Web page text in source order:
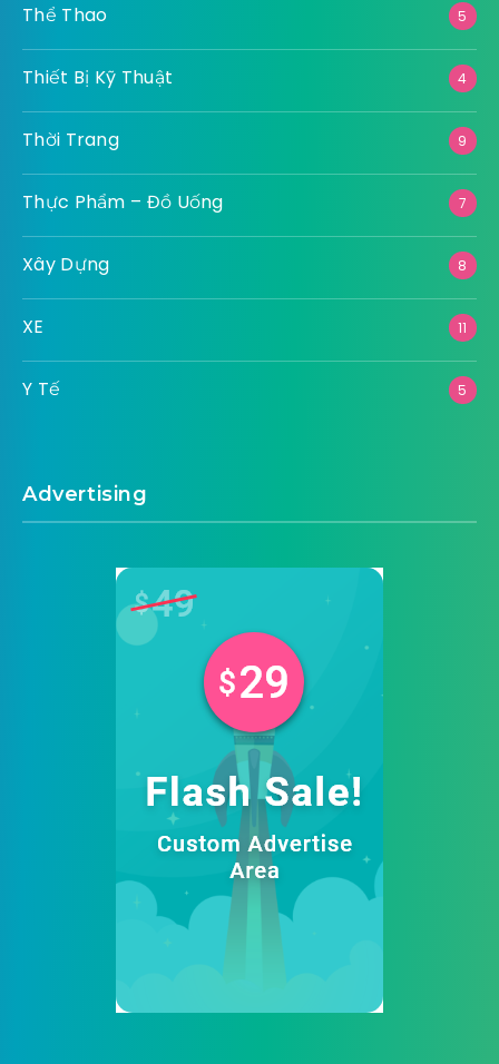
Thể Thao 5
Thiết Bị Kỹ Thuật 4
Thời Trang 9
Thực Phẩm – Đồ Uống 7
Xây Dựng 8
XE 11
Y Tế 5
Advertising